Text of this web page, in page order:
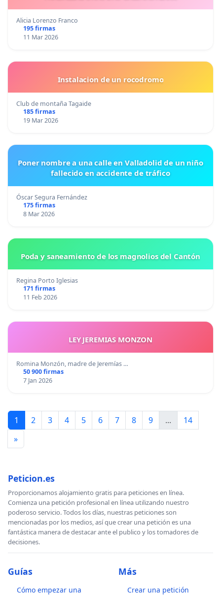
Alicia Lorenzo Franco
195 firmas
11 Mar 2026
Instalacion de un rocodromo
Club de montaña Tagaide
185 firmas
19 Mar 2026
Poner nombre a una calle en Valladolid de un niño
fallecido en accidente de tráfico
Óscar Segura Fernández
175 firmas
8 Mar 2026
Poda y saneamiento de los magnolios del Cantón
Regina Porto Iglesias
171 firmas
11 Feb 2026
LEY JEREMIAS MONZON
Romina Monzón, madre de Jeremías …
50 900 firmas
7 Jan 2026
1 2 3 4 5 6 7 8 9 ...
14
»
Peticion.es
Proporcionamos alojamiento gratis para peticiones en línea.
Comienza una petición profesional en línea utilizando nuestro
poderoso servicio. Todos los días, nuestras peticiones son
mencionadas por los medios, así que crear una petición es una
fantástica manera de destacar ante el publico y los tomadores de
decisiones.
Guías
Cómo empezar una
Más
Crear una petición